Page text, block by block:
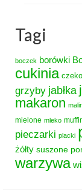
Tagi
boczek borówki
cukinia
grzyby jabłka
makaron
mielone mleko
pieczarki placki
żółty suszone
warzywa